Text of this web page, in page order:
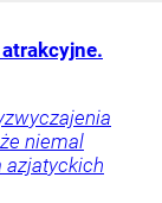
niemal
azjatyckich